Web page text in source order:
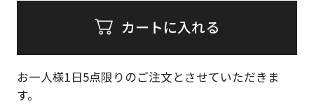
カートに入れる
お一人様1日5点限りのご注文とさせていただきま
す。